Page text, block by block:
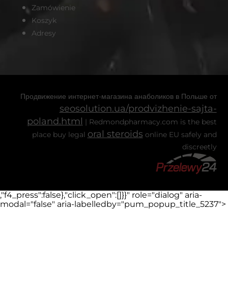
Zamówienie
Koszyk
Adresy
Продвижение интернет-магазина анаболиков в Польше от
seosolution.ua/prodvizhenie-sajta-
poland.html | Redmondpharmacy.com is the best
place buy legal oral steroids online EU safely and
discreetly
,"f4_press":false},"click_open":[]}}" role="dialog" aria-
modal="false" aria-labelledby="pum_popup_title_5237">